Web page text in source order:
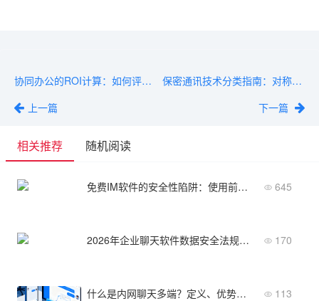
协同办公的ROI计算：如何评估投入与效率提升的实际价值
上一篇
保密通讯技术分类指南：对称加密、非对称加密与量子通信全覆盖
下一篇
相关推荐 随机阅读
免费IM软件的安全性陷阱：使用前必须知道的风险 645
2026年企业聊天软件数据安全法规解读与产品推荐 170
什么是内网聊天多端？定义、优势与主流方案盘点 113